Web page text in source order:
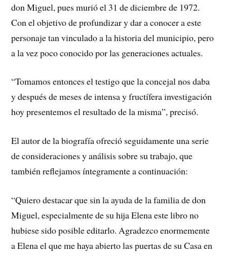
don Miguel, pues murió el 31 de diciembre de 1972.
Con el objetivo de profundizar y dar a conocer a este
personaje tan vinculado a la historia del municipio, pero
a la vez poco conocido por las generaciones actuales.
“Tomamos entonces el testigo que la concejal nos daba
y después de meses de intensa y fructífera investigación
hoy presentemos el resultado de la misma”, precisó.
El autor de la biografía ofreció seguidamente una serie
de consideraciones y análisis sobre su trabajo, que
también reflejamos íntegramente a continuación:
“Quiero destacar que sin la ayuda de la familia de don
Miguel, especialmente de su hija Elena este libro no
hubiese sido posible editarlo. Agradezco enormemente
a Elena el que me haya abierto las puertas de su Casa en